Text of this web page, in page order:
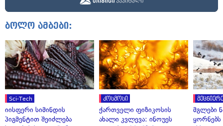
ბოლო ამბები:
Sci-Tech
იისფერი სიმინდის
პიგმენტით შეიძლება
კოსმოსი
ქართველი ფიზიკოსის
ახალი კვლევა: ინოუეს
მგლები